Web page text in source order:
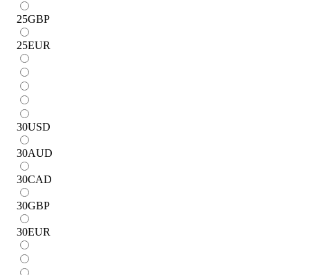
25GBP
25EUR
30USD
30AUD
30CAD
30GBP
30EUR